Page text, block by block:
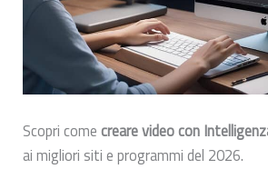
Scopri comecreare video con
ai migliori siti e programmi del 2026.